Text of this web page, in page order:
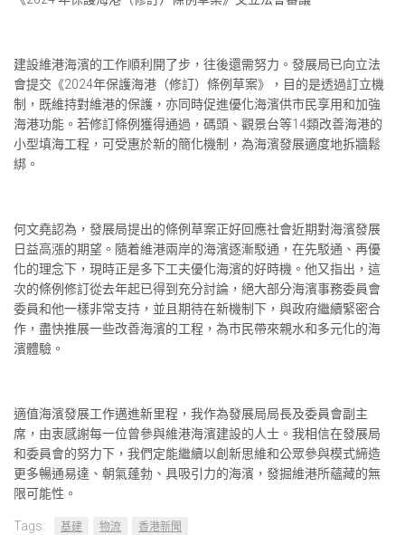
建設維港海濱的工作順利開了步，往後還需努力。發展局已向立法
會提交《2024年保護海港（修訂）條例草案》，目的是透過訂立機
制，既維持對維港的保護，亦同時促進優化海濱供市民享用和加強
海港功能。若修訂條例獲得通過，碼頭、觀景台等14類改善海港的
小型填海工程，可受惠於新的簡化機制，為海濱發展適度地拆牆鬆
綁。
何文堯認為，發展局提出的條例草案正好回應社會近期對海濱發展
日益高漲的期望。隨着維港兩岸的海濱逐漸駁通，在先駁通、再優
化的理念下，現時正是多下工夫優化海濱的好時機。他又指出，這
次的條例修訂從去年起已得到充分討論，絕大部分海濱事務委員會
委員和他一樣非常支持，並且期待在新機制下，與政府繼續緊密合
作，盡快推展一些改善海濱的工程，為市民帶來親水和多元化的海
濱體驗。
適值海濱發展工作邁進新里程，我作為發展局局長及委員會副主
席，由衷感謝每一位曾參與維港海濱建設的人士。我相信在發展局
和委員會的努力下，我們定能繼續以創新思維和公眾參與模式締造
更多暢通易達、朝氣蓬勃、具吸引力的海濱，發掘維港所蘊藏的無
限可能性。
Tags: 基建 物流 香港新聞